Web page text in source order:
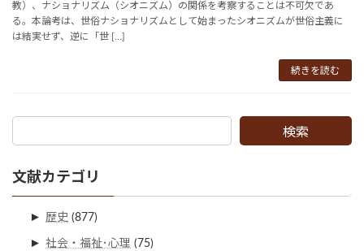
教）、ナショナリズム（シオニズム）の関係を考察することは不可欠であ
る。本論考は、世俗ナショナリズムとして始まったシオニズムが世俗主義に
は結実せず、逆に「世 […]
続きを読む
検索
文献カテゴリ
► 歴史 (877)
► 社会・福祉･心理 (75)